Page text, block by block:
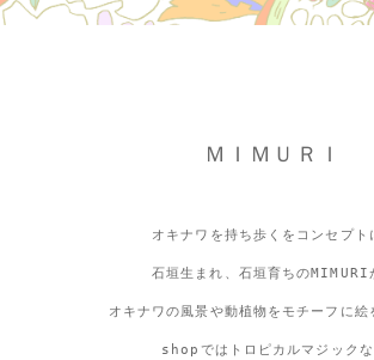
ＭＩＭＵＲＩ
オキナワを持ち歩くをコンセプト
石垣生まれ、石垣育ちのMIMURI
オキナワの風景や動植物をモチーフに絵
shopではトロピカルマジックな